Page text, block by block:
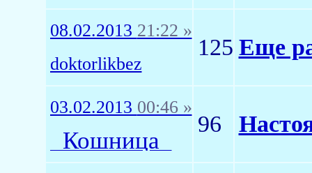
08.02.2013 21:22 »
doktorlikbez
125 Еще
03.02.2013 00:46 »
_Кошница_
96